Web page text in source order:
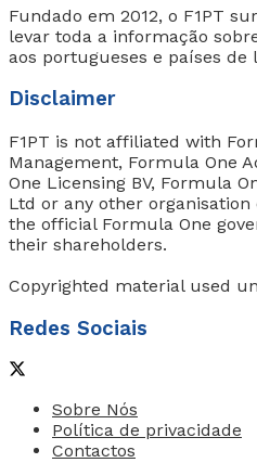
Fundado em 2012, o F1PT
levar toda a informação
aos portugueses e países
Disclaimer
F1PT is not affiliated with
Management, Formula One
One Licensing BV, Formula
Ltd or any other
the official Formula One
their shareholders.
Copyrighted material used
Redes Sociais
Sobre Nós
Política de privacidade
Contactos